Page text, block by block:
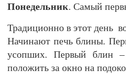
Понедельник. Самый
Традиционно в этот день
Начинают печь блины.
усопших. Первый блин –
положить за окно на